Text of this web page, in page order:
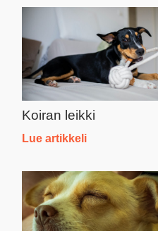
Koiran leikki
Lue artikkeli